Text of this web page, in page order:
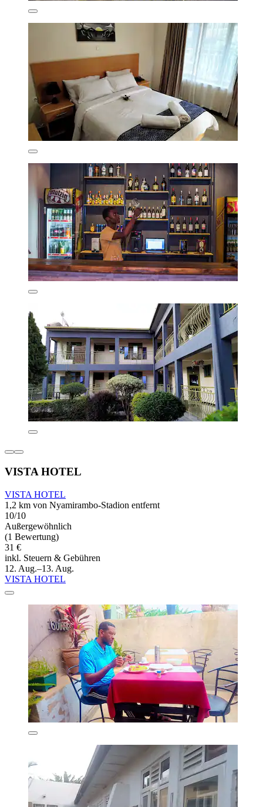
VISTA HOTEL
VISTA HOTEL
1,2 km von Nyamirambo-Stadion entfernt
10/10
Außergewöhnlich
(1 Bewertung)
31 €
inkl. Steuern & Gebühren
12. Aug.–13. Aug.
VISTA HOTEL